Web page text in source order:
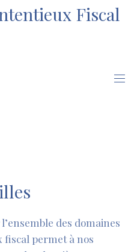
Fiscal
des domaines
fiscal permet à nos